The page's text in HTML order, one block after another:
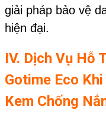
giải pháp bảo vệ
hiện đại.
IV. Dịch Vụ Hỗ
Gotime Eco
Kem Chống